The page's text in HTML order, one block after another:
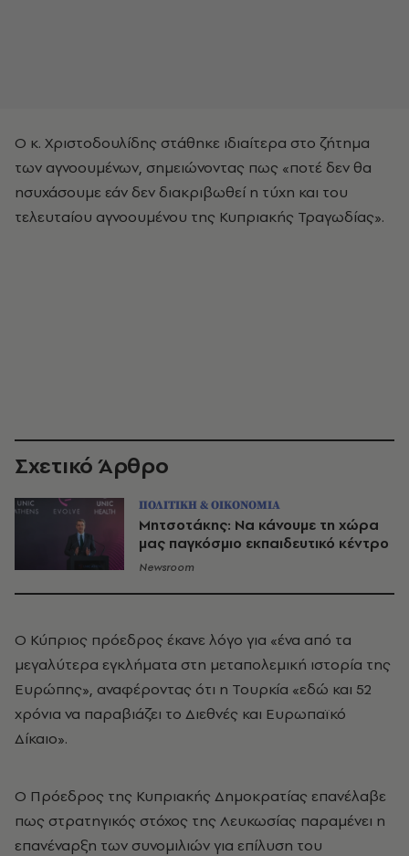
Ο κ. Χριστοδουλίδης στάθηκε ιδιαίτερα στο ζήτημα
των αγνοουμένων, σημειώνοντας πως «ποτέ δεν θα
ησυχάσουμε εάν δεν διακριβωθεί η τύχη και του
τελευταίου αγνοουμένου της Κυπριακής Τραγωδίας».
Σχετικό Άρθρο
ΠΟΛΙΤΙΚΗ & ΟΙΚΟΝΟΜΙΑ
Μητσοτάκης: Να κάνουμε τη χώρα
μας παγκόσμιο εκπαιδευτικό κέντρο
Newsroom
Ο Κύπριος πρόεδρος έκανε λόγο για «ένα από τα
μεγαλύτερα εγκλήματα στη μεταπολεμική ιστορία της
Ευρώπης», αναφέροντας ότι η Τουρκία «εδώ και 52
χρόνια να παραβιάζει το Διεθνές και Ευρωπαϊκό
Δίκαιο».
Ο Πρόεδρος της Κυπριακής Δημοκρατίας επανέλαβε
πως στρατηγικός στόχος της Λευκωσίας παραμένει η
επανέναρξη των συνομιλιών για επίλυση του